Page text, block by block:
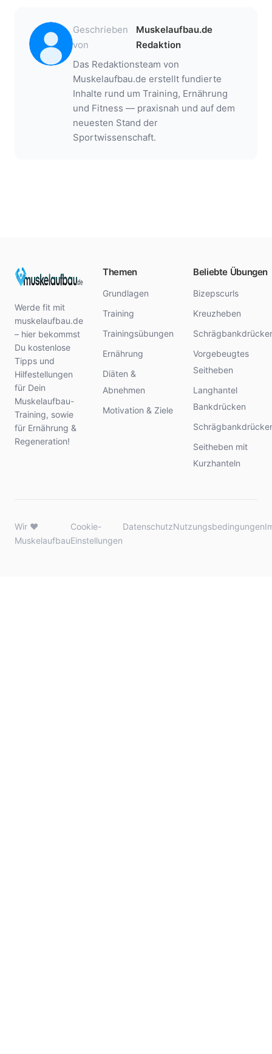
Geschrieben
von
Muskelaufbau.de
Redaktion
Das Redaktionsteam von
Muskelaufbau.de erstellt fundierte
Inhalte rund um Training, Ernährung
und Fitness — praxisnah und auf dem
neuesten Stand der
Sportwissenschaft.
Werde fit mit
muskelaufbau.de
– hier bekommst
Du kostenlose
Tipps und
Hilfestellungen
für Dein
Muskelaufbau-
Training, sowie
für Ernährung &
Regeneration!
Themen
Grundlagen
Training
Trainingsübungen
Ernährung
Diäten &
Abnehmen
Motivation & Ziele
Beliebte Übungen
Bizepscurls
Kreuzheben
Vorgebeugtes
Seitheben
Langhantel
Bankdrücken
Seitheben mit
Kurzhanteln
Wir ♥
Muskelaufbau
Cookie-
Einstellungen
DatenschutzNutzungsbedingungen